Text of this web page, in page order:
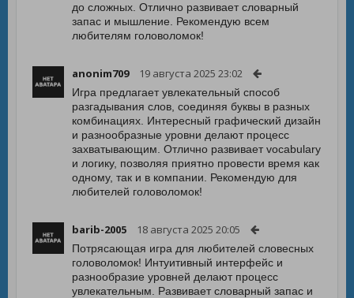
до сложных. Отлично развивает словарный
запас и мышление. Рекомендую всем
любителям головоломок!
anonim709 19 августа 2025 23:02
Игра предлагает увлекательный способ
разгадывания слов, соединяя буквы в разных
комбинациях. Интересный графический дизайн
и разнообразные уровни делают процесс
захватывающим. Отлично развивает vocabulary
и логику, позволяя приятно провести время как
одному, так и в компании. Рекомендую для
любителей головоломок!
barib-2005 18 августа 2025 20:05
Потрясающая игра для любителей словесных
головоломок! Интуитивный интерфейс и
разнообразие уровней делают процесс
увлекательным. Развивает словарный запас и